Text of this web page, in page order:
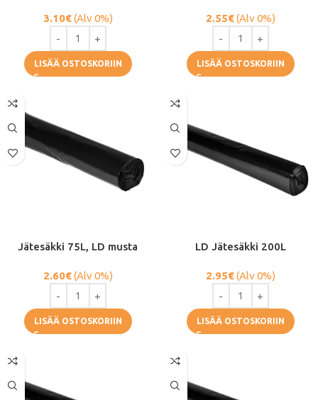
3.10€(Alv 0%)
LISÄÄ OSTOSKORIIN
2.55€(Alv 0%)
LISÄÄ OSTOSKORIIN
Jätesäkki 75L, LD musta
2.60€(Alv 0%)
LISÄÄ OSTOSKORIIN
LD Jätesäkki 200L
2.95€(Alv 0%)
LISÄÄ OSTOSKORIIN